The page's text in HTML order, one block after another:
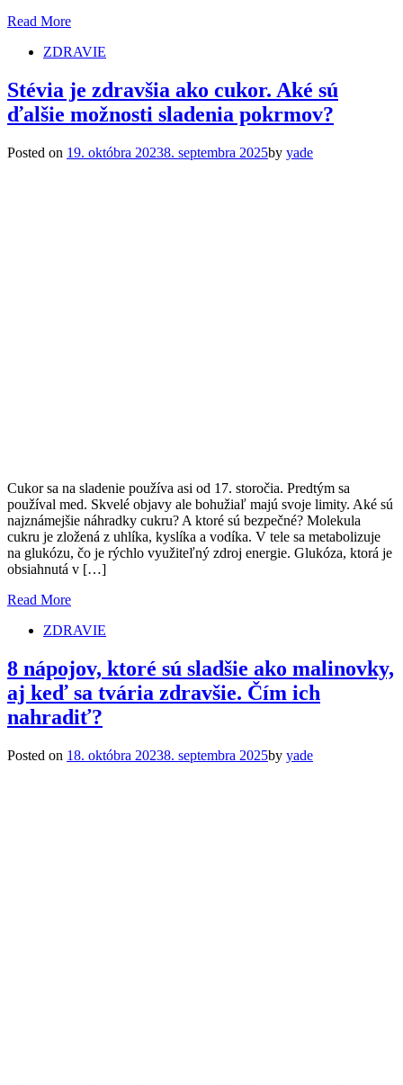
Read More
ZDRAVIE
Stévia je zdravšia ako cukor. Aké sú
ďalšie možnosti sladenia pokrmov?
Posted on 19. októbra 20238. septembra 2025by yade
Cukor sa na sladenie používa asi od 17. storočia. Predtým sa
používal med. Skvelé objavy ale bohužiaľ majú svoje limity. Aké sú
najznámejšie náhradky cukru? A ktoré sú bezpečné? Molekula
cukru je zložená z uhlíka, kyslíka a vodíka. V tele sa metabolizuje
na glukózu, čo je rýchlo využiteľný zdroj energie. Glukóza, ktorá je
obsiahnutá v […]
Read More
ZDRAVIE
8 nápojov, ktoré sú sladšie ako malinovky,
aj keď sa tvária zdravšie. Čím ich
nahradiť?
Posted on 18. októbra 20238. septembra 2025by yade